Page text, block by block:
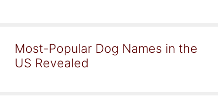
Most-Popular Dog Names in the
US Revealed